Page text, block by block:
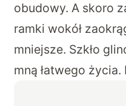
obudowy. A skoro
ramki wokół
mniejsze. Szkło
mną łatwego